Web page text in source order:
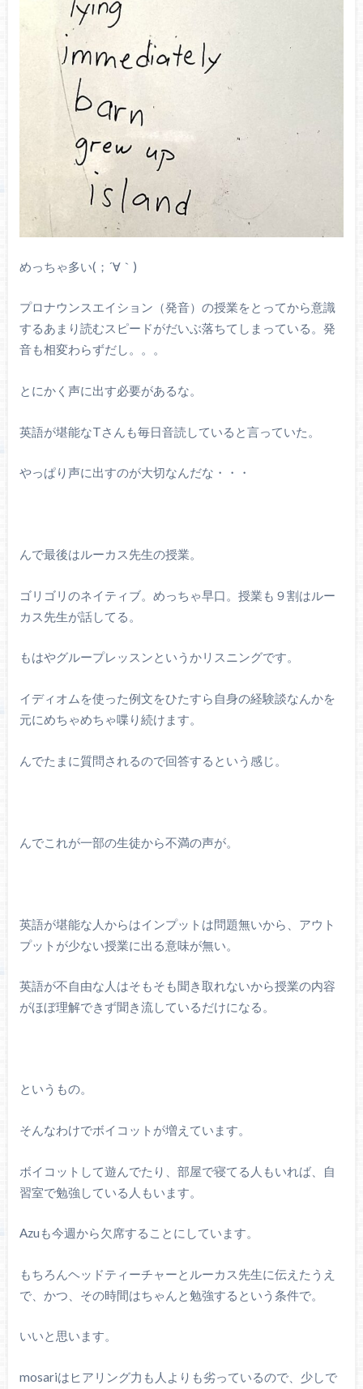
めっちゃ多い(；´∀｀)
プロナウンスエイション（発音）の授業をとってから意識
するあまり読むスピードがだいぶ落ちてしまっている。発
音も相変わらずだし。。。
とにかく声に出す必要があるな。
英語が堪能なTさんも毎日音読していると言っていた。
やっぱり声に出すのが大切なんだな・・・
んで最後はルーカス先生の授業。
ゴリゴリのネイティブ。めっちゃ早口。授業も９割はルー
カス先生が話してる。
もはやグループレッスンというかリスニングです。
イディオムを使った例文をひたすら自身の経験談なんかを
元にめちゃめちゃ喋り続けます。
んでたまに質問されるので回答するという感じ。
んでこれが一部の生徒から不満の声が。
英語が堪能な人からはインプットは問題無いから、アウト
プットが少ない授業に出る意味が無い。
英語が不自由な人はそもそも聞き取れないから授業の内容
がほぼ理解できず聞き流しているだけになる。
というもの。
そんなわけでボイコットが増えています。
ボイコットして遊んでたり、部屋で寝てる人もいれば、自
習室で勉強している人もいます。
Azuも今週から欠席することにしています。
もちろんヘッドティーチャーとルーカス先生に伝えたうえ
で、かつ、その時間はちゃんと勉強するという条件で。
いいと思います。
mosariはヒアリング力も人よりも劣っているので、少しで